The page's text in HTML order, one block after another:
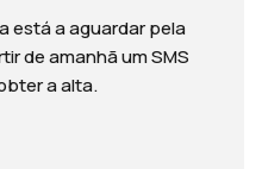
está a aguardar pela
de amanhã um SMS
a alta.